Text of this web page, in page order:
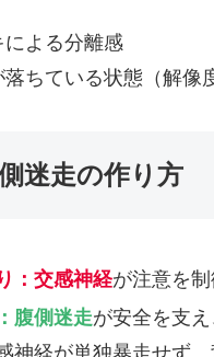
よる分離感
ちている状態（解像
迷走の作り方
：交感神経が注意を制
腹側迷走が安全を支